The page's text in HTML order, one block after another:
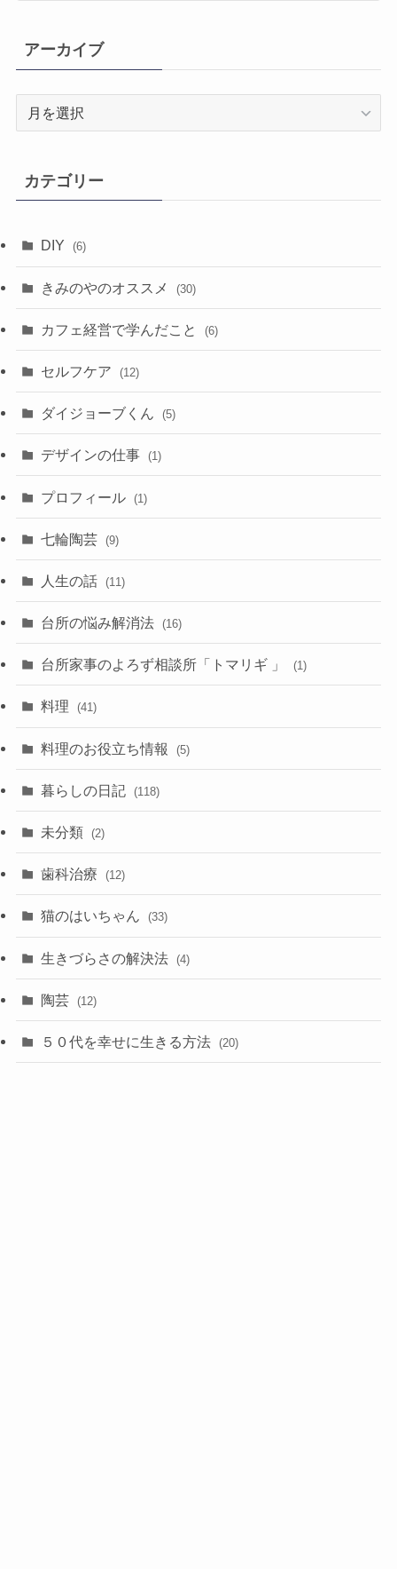
アーカイブ
ブ
カテゴリー
DIY (6)
きみのやのオススメ (30)
カフェ経営で学んだこと (6)
セルフケア (12)
ダイジョーブくん (5)
デザインの仕事 (1)
プロフィール (1)
七輪陶芸 (9)
人生の話 (11)
台所の悩み解消法 (16)
台所家事のよろず相談所「トマリギ 」 (1)
料理 (41)
料理のお役立ち情報 (5)
暮らしの日記 (118)
未分類 (2)
歯科治療 (12)
猫のはいちゃん (33)
生きづらさの解決法 (4)
陶芸 (12)
５０代を幸せに生きる方法 (20)